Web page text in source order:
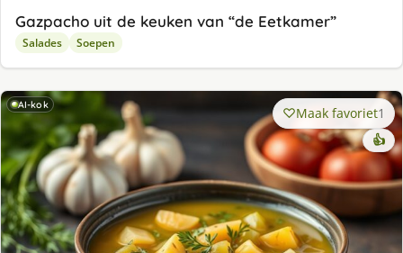
Gazpacho uit de keuken van “de Eetkamer”
Salades Soepen
AI-kok Maak favoriet1
👍